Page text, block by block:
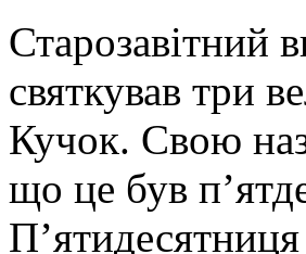
Старозавітний
святкував три
Кучок. Свою
що це був